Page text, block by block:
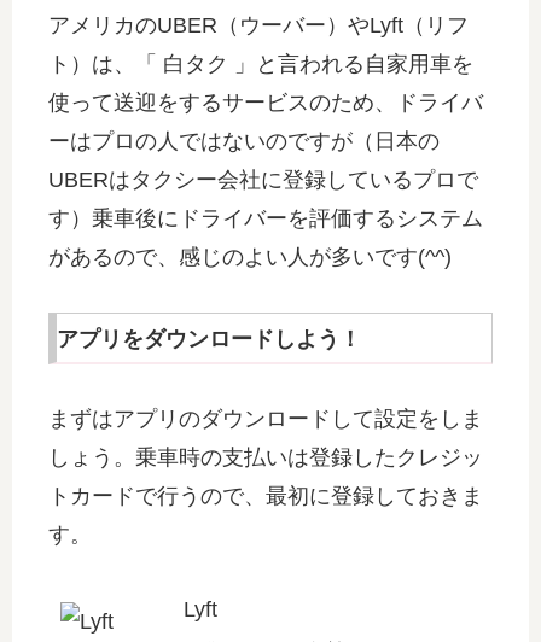
アメリカのUBER（ウーバー）やLyft（リフ
ト）は、「 白タク 」と言われる自家用車を
使って送迎をするサービスのため、ドライバ
ーはプロの人ではないのですが（日本の
UBERはタクシー会社に登録しているプロで
す）乗車後にドライバーを評価するシステム
があるので、感じのよい人が多いです(^^)
アプリをダウンロードしよう！
まずはアプリのダウンロードして設定をしま
しょう。乗車時の支払いは登録したクレジッ
トカードで行うので、最初に登録しておきま
す。
Lyft